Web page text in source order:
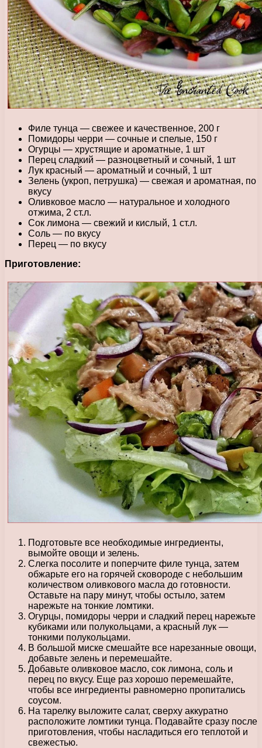
Филе тунца — свежее и качественное, 200 г
Помидоры черри — сочные и спелые, 150 г
Огурцы — хрустящие и ароматные, 1 шт
Перец сладкий — разноцветный и сочный, 1 шт
Лук красный — ароматный и сочный, 1 шт
Зелень (укроп, петрушка) — свежая и ароматная, по
вкусу
Оливковое масло — натуральное и холодного
отжима, 2 ст.л.
Сок лимона — свежий и кислый, 1 ст.л.
Соль — по вкусу
Перец — по вкусу
Приготовление:
Подготовьте все необходимые ингредиенты,
вымойте овощи и зелень.
Слегка посолите и поперчите филе тунца, затем
обжарьте его на горячей сковороде с небольшим
количеством оливкового масла до готовности.
Оставьте на пару минут, чтобы остыло, затем
нарежьте на тонкие ломтики.
Огурцы, помидоры черри и сладкий перец нарежьте
кубиками или полукольцами, а красный лук —
тонкими полукольцами.
В большой миске смешайте все нарезанные овощи,
добавьте зелень и перемешайте.
Добавьте оливковое масло, сок лимона, соль и
перец по вкусу. Еще раз хорошо перемешайте,
чтобы все ингредиенты равномерно пропитались
соусом.
На тарелку выложите салат, сверху аккуратно
расположите ломтики тунца. Подавайте сразу после
приготовления, чтобы насладиться его теплотой и
свежестью.